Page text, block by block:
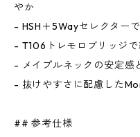
やか
- HSH＋5Wayセレクター
- T106トレモロブリッジ
- メイプルネックの安定感
- 抜けやすさに配慮した
## 参考仕様